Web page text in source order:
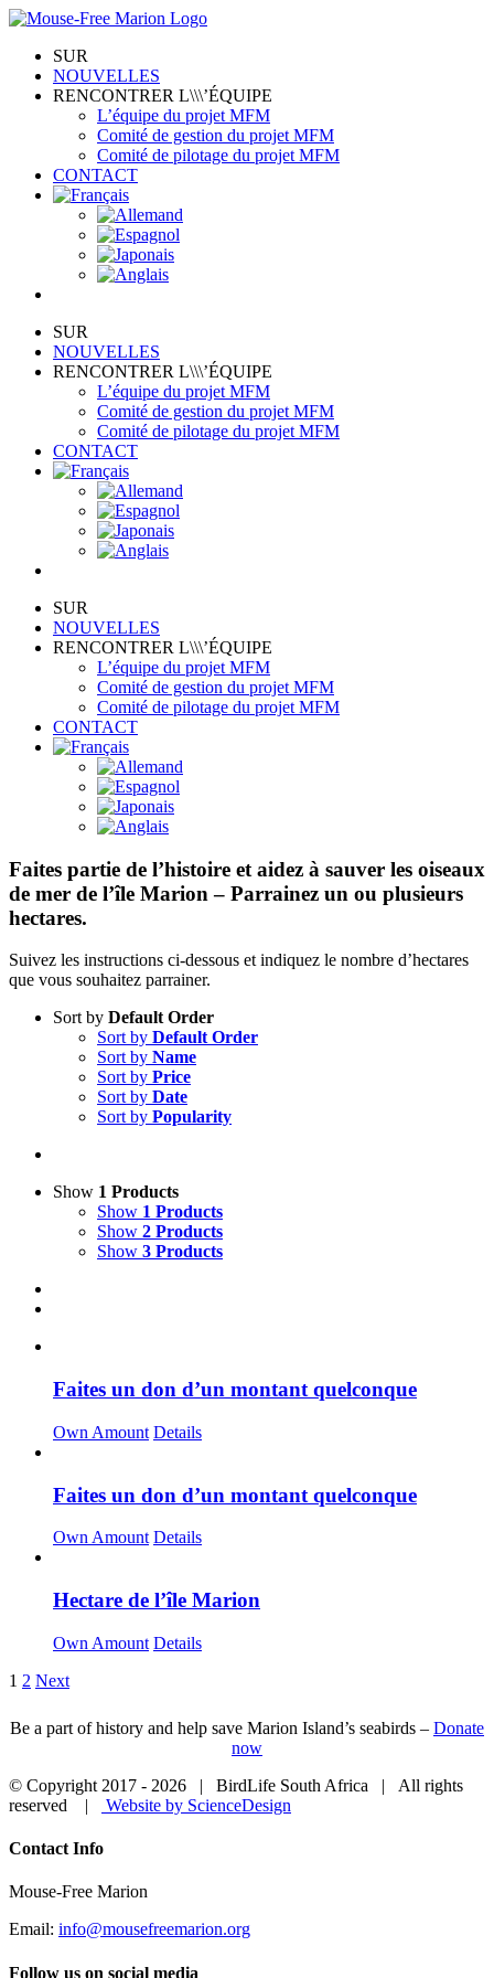
Skip
contentSUR
NOUVELLES
RENCONTRER L\\\’ÉQUIPE
L’équipe du projet MFM
Comité de gestion du projet MFM
Comité de pilotage du projet MFM
CONTACT
SUR
NOUVELLES
RENCONTRER L\\\’ÉQUIPE
L’équipe du projet MFM
Comité de gestion du projet MFM
Comité de pilotage du projet MFM
CONTACT
SUR
NOUVELLES
RENCONTRER L\\\’ÉQUIPE
L’équipe du projet MFM
Comité de gestion du projet MFM
Comité de pilotage du projet MFM
CONTACT
Faites partie de l’histoire et aidez à sauver les oiseaux
de mer de l’île Marion – Parrainez un ou plusieurs
hectares.
Suivez les instructions ci-dessous et indiquez le nombre d’hectares
que vous souhaitez parrainer.
Sort by Default Order
Sort by Default Order
Sort by Name
Sort by Price
Sort by Date
Sort by Popularity
Show 1 Products
Show 1 Products
Show 2 Products
Show 3 Products
Faites un don d’un montant quelconque
Own Amount Details
Faites un don d’un montant quelconque
Own Amount Details
Hectare de l’île Marion
Own Amount Details
1 2 Next
Be a part of history and help save Marion Island’s seabirds – Donate
now
© Copyright 2017 - 2026 | BirdLife South Africa | All rights
reserved |
Website by ScienceDesign
Close
Bar
Contact Info
Mouse-Free Marion
Email: info@mousefreemarion.org
Follow us on social media